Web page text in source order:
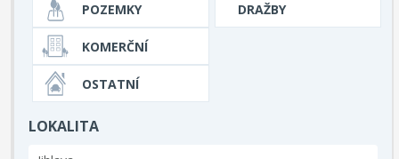
DRAŽBY
POZEMKY
KOMERČNÍ
OSTATNÍ
LOKALITA